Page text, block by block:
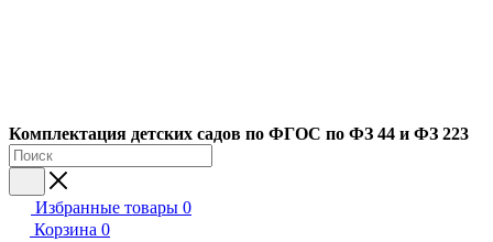
Комплектация детских садов по ФГОC по ФЗ 44 и ФЗ 223
Избранные товары 0
Корзина 0